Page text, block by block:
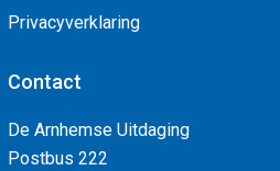
Privacyverklaring
Contact
De Arnhemse Uitdaging
Postbus 222